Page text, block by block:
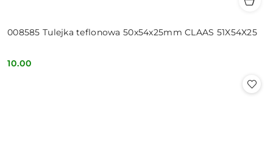
008585 Tulejka teflonowa 50x54x25mm CLAAS 51X54X25
Cena:
10.00